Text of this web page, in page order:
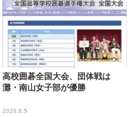
高校囲碁全国大会、団体戦は
灘・南山女子部が優勝
2026.8.5